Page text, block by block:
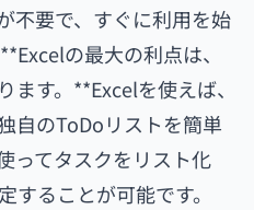
不要で、すぐに利用を始
の最大の利点は、
ます。**Excelを使えば、
自のToDoリストを簡単
ってタスクをリスト化
することが可能です。